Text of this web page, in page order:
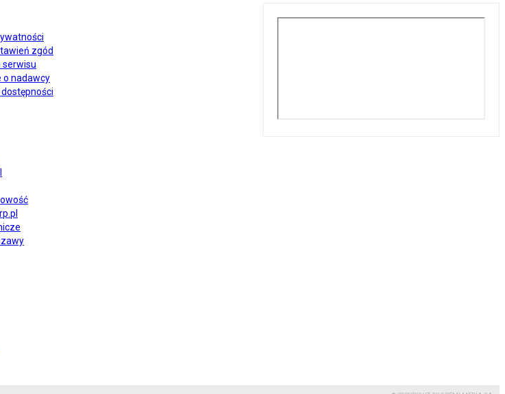
zgód
serwisu
o nadawcy